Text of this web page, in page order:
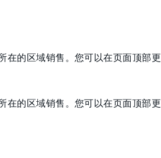
在的区域销售。您可以在页面顶部更
在的区域销售。您可以在页面顶部更